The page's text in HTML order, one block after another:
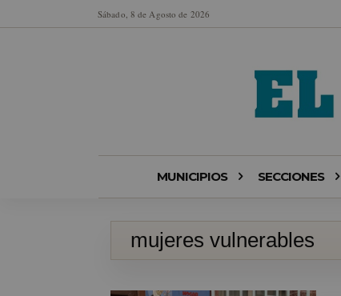
Sábado, 8 de Agosto de 2026
MUNICIPIOS SECCIONES
mujeres vulnerables